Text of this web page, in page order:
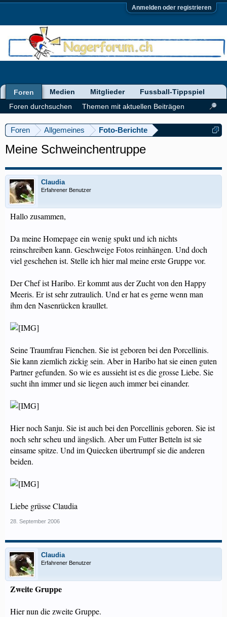
Anmelden oder registrieren
Foren Allgemeines Foto-Berichte
Meine Schweinchentruppe
Claudia
Erfahrener Benutzer
Hallo zusammen,
Da meine Homepage ein wenig spukt und ich nichts
reinschreiben kann. Geschweige Fotos reinhängen. Und doch
viel geschehen ist. Stelle ich hier mal meine erste Gruppe vor.
Der Chef ist Haribo. Er kommt aus der Zucht von den Happy
Meeris. Er ist sehr zutraulich. Und er hat es gerne wenn man
ihm den Nasenrücken kraullet.
Seine Traumfrau Fienchen. Sie ist geboren bei den Porcellinis.
Sie kann ziemlich zickig sein. Aber in Haribo hat sie einen guten
Partner gefunden. So wie es aussieht ist es die grosse Liebe. Sie
sucht ihn immer und sie liegen auch immer bei einander.
Hier noch Sanju. Sie ist auch bei den Porcellinis geboren. Sie ist
noch sehr scheu und ängslich. Aber um Futter Betteln ist sie
einsame spitze. Und im Quiecken übertrumpf sie die anderen
beiden.
Liebe grüsse Claudia
28. September 2006
Claudia
Erfahrener Benutzer
Zweite Gruppe
Hier nun die zweite Gruppe.
Foren
Foren durchsuchen
Themen mit aktuellen Beiträgen
Medien Mitglieder Fussball-Tippspiel